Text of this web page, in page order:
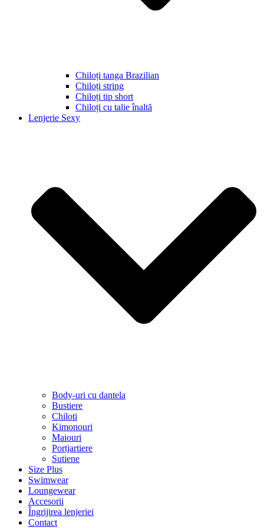
Chiloți tanga Brazilian
Chiloți string
Chiloți tip short
Chiloți cu talie înaltă
Lenjerie Sexy
Body-uri cu dantela
Bustiere
Chiloti
Kimonouri
Maiouri
Portjartiere
Sutiene
Size Plus
Swimwear
Loungewear
Accesorii
Îngrijirea lenjeriei
Contact